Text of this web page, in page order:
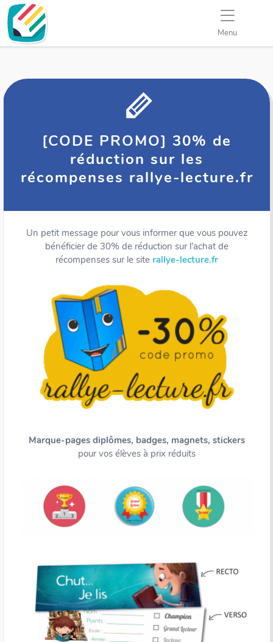
Menu
[CODE PROMO] 30% de
réduction sur les
récompenses rallye-lecture.fr
Un petit message pour vous informer que vous pouvez
bénéficier de 30% de réduction sur l’achat de
récompenses sur le site rallye-lecture.fr
Marque-pages diplômes, badges, magnets, stickers
pour vos élèves à prix réduits